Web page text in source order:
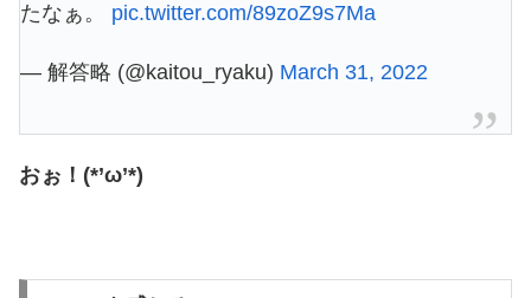
たなぁ。 pic.twitter.com/89zoZ9s7Ma
— 解答略 (@kaitou_ryaku) March 31, 2022
おぉ！(*’ω’*)